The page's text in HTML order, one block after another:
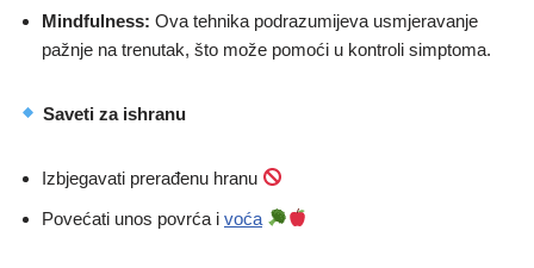
Mindfulness: Ova tehnika podrazumijeva usmjeravanje
pažnje na trenutak, što može pomoći u kontroli simptoma.
Saveti za ishranu
Izbjegavati prerađenu hranu
Povećati unos povrća i voća